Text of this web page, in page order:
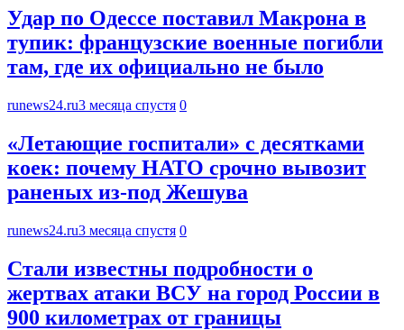
Удар по Одессе поставил Макрона в
тупик: французские военные погибли
там, где их официально не было
runews24.ru3 месяца спустя 0
«Летающие госпитали» с десятками
коек: почему НАТО срочно вывозит
раненых из-под Жешува
runews24.ru3 месяца спустя 0
Стали известны подробности о
жертвах атаки ВСУ на город России в
900 километрах от границы